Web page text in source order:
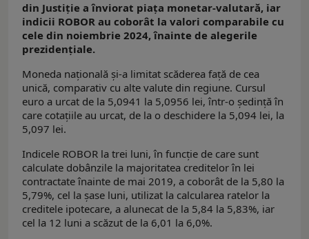
din Justiție a înviorat piața monetar-valutară, iar
indicii ROBOR au coborât la valori comparabile cu
cele din noiembrie 2024, înainte de alegerile
prezidențiale.
Moneda națională și-a limitat scăderea față de cea
unică, comparativ cu alte valute din regiune. Cursul
euro a urcat de la 5,0941 la 5,0956 lei, într-o ședință în
care cotațiile au urcat, de la o deschidere la 5,094 lei, la
5,097 lei.
Indicele ROBOR la trei luni, în funcţie de care sunt
calculate dobânzile la majoritatea creditelor în lei
contractate înainte de mai 2019, a coborât de la 5,80 la
5,79%, cel la șase luni, utilizat la calcularea ratelor la
creditele ipotecare, a alunecat de la 5,84 la 5,83%, iar
cel la 12 luni a scăzut de la 6,01 la 6,0%.